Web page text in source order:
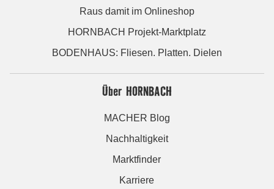
Raus damit im Onlineshop
HORNBACH Projekt-Marktplatz
BODENHAUS: Fliesen. Platten. Dielen
Über HORNBACH
MACHER Blog
Nachhaltigkeit
Marktfinder
Karriere